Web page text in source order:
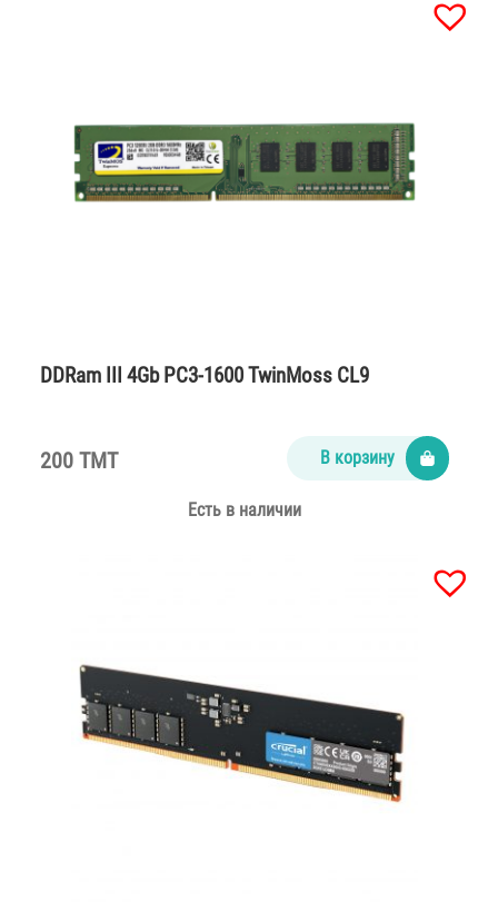
DDRam III 4Gb PC3-1600 TwinMoss CL9
200 TMT В корзину
Есть в наличии